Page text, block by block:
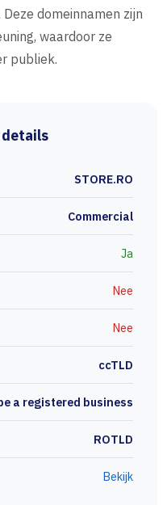
domeinnamen zijn
waardoor ze
publiek.
details
STORE.RO
Commercial
Ja
Nee
Nee
ccTLD
a registered business
ROTLD
Bekijk